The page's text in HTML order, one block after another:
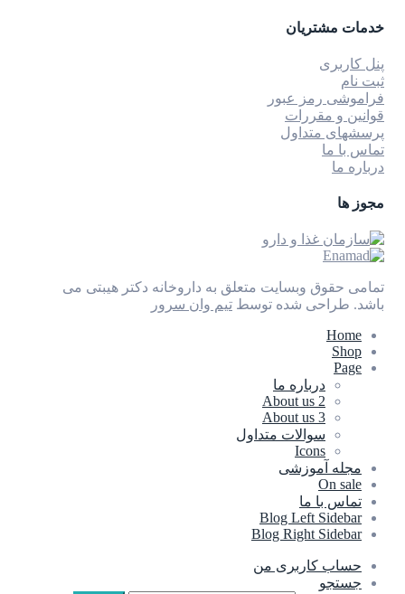
خدمات مشتریان
پنل کاربری
ثبت نام
فراموشی رمز عبور
قوانین و مقررات
پرسشهای متداول
تماس با ما
درباره ما
مجوز ها
تمامی حقوق وبسایت متعلق به داروخانه دکتر هیبتی می
باشد. طراحی شده توسط تیم وان سرور
Home
Shop
Page
درباره ما
About us 2
About us 3
سوالات متداول
Icons
مجله آموزشی
On sale
تماس با ما
Blog Left Sidebar
Blog Right Sidebar
حساب کاربری من
جستجو